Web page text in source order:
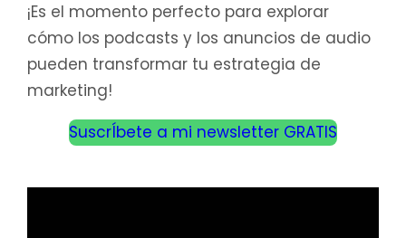
¡Es el momento perfecto para explorar
cómo los podcasts y los anuncios de audio
pueden transformar tu estrategia de
marketing!
SuscrÍbete a mi newsletter GRATIS